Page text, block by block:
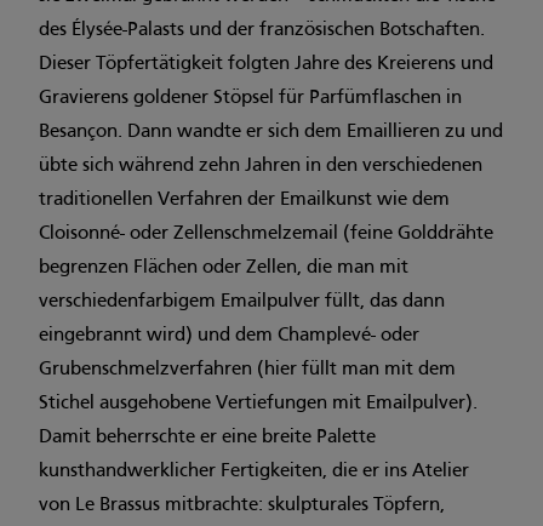
des Élysée-Palasts und der französischen Botschaften.
Dieser Töpfertätigkeit folgten Jahre des Kreierens und
Gravierens goldener Stöpsel für Parfümflaschen in
Besançon. Dann wandte er sich dem Emaillieren zu und
übte sich während zehn Jahren in den verschiedenen
traditionellen Verfahren der Emailkunst wie dem
Cloisonné- oder Zellenschmelzemail (feine Golddrähte
begrenzen Flächen oder Zellen, die man mit
verschiedenfarbigem Emailpulver füllt, das dann
eingebrannt wird) und dem Champlevé- oder
Grubenschmelzverfahren (hier füllt man mit dem
Stichel ausgehobene Vertiefungen mit Emailpulver).
Damit beherrschte er eine breite Palette
kunsthandwerklicher Fertigkeiten, die er ins Atelier
von Le Brassus mitbrachte: skulpturales Töpfern,